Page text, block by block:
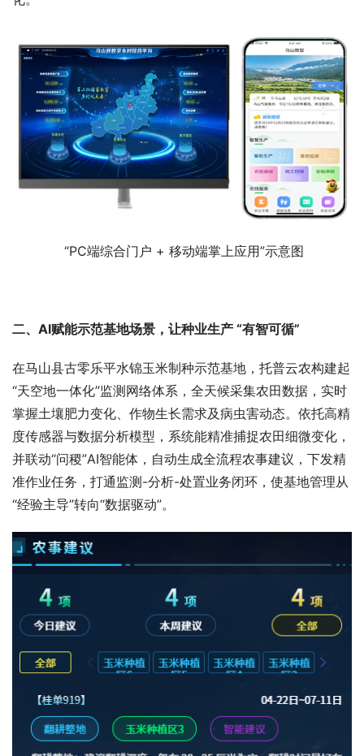
“PC端综合门户 + 移动端掌上应用”示意图
二、AI赋能示范基地场景，让种业生产 “有智可循”
在马山县古零乐平水锦玉米制种示范基地，托普云农构建起
“天空地一体化”监测网络体系，全天候采集农田数据，实时
掌握土壤肥力变化、作物生长需求及病虫害动态。依托高精
度传感器与数据分析模型，系统能精准捕捉农田细微变化，
并联动“问稷”AI智能体，自动生成全流程农事建议，下发精
准作业任务，打通监测-分析-处置业务闭环，使基地管理从
“经验主导”转向“数据驱动”。